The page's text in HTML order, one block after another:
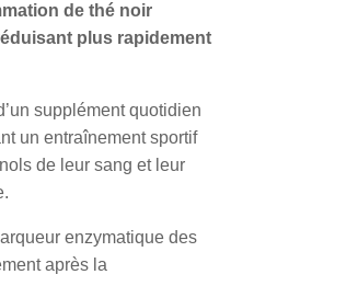
de thé noir
plus rapidement
supplément quotidien
un entraînement sportif
de leur sang et leur
enzymatique des
après la